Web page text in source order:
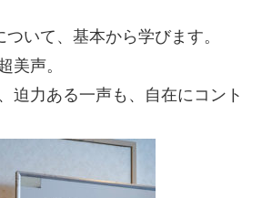
いて、基本から学びます。
美声。
迫力ある一声も、自在にコント